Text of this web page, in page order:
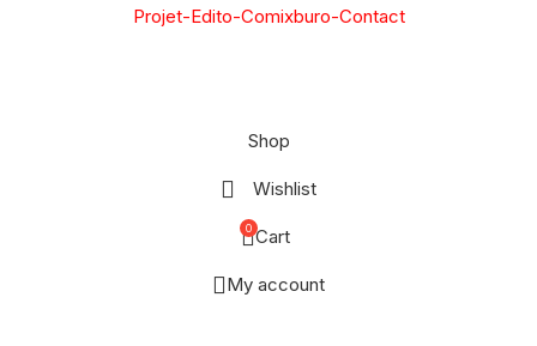
Projet-Edito-Comixburo-Contact
Shop
Wishlist
0 Cart
My account